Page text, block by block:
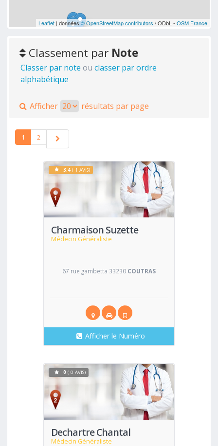
Leaflet| données© OpenStreetMap contributors / ODbL - OSM France
Classement par Note
Classer par note ou classer par ordre
alphabétique
Afficher résultats par page
1 2
Charmaison Suzette
Médecin Généraliste
Voir
3.4 ( 1 AVIS)
67 rue gambetta 33230 COUTRAS
Afficher le Numéro
Dechartre Chantal
Médecin Généraliste
Voir
0 ( 0 AVIS)